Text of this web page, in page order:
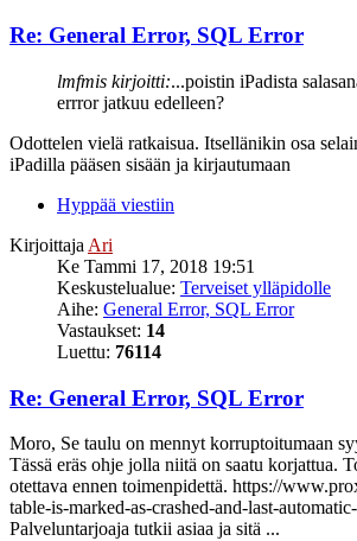
Re: General Error, SQL Error
lmfmis kirjoitti:...poistin iPadista
errror jatkuu edelleen?
Odottelen vielä ratkaisua. Itsellänikin osa
iPadilla pääsen sisään ja kirjautumaan
Hyppää viestiin
Kirjoittaja Ari
Ke Tammi 17, 2018 19:51
Keskustelualue: Terveiset ylläpidolle
Aihe: General Error, SQL Error
Vastaukset: 14
Luettu: 76114
Re: General Error, SQL Error
Moro, Se taulu on mennyt korruptoitumaan
Tässä eräs ohje jolla niitä on saatu korjattua.
otettava ennen toimenpidettä. https://
table-is-marked-as-crashed-and-last-
Palveluntarjoaja tutkii asiaa ja sitä ...